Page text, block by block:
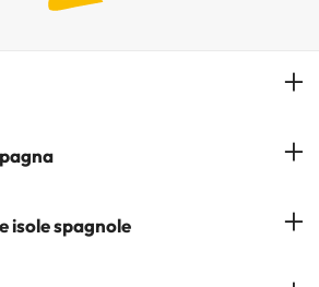
newsletter
isole spagnole